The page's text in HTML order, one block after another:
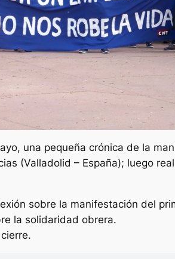
una pequeña crónica de la
(Valladolid – España); luego
sobre la manifestación del
la solidaridad obrera.